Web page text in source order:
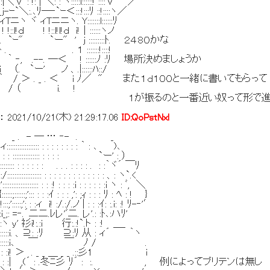
＼:.､ﾘ─‐`ｰ＜:::!:::ﾘ ::!::::ヽ／
ヾ ィTニニヽ. Y:::::::l::::::ﾘ
! !::l!l!ｄ i!｜::::::ヽノ
ー" ' j :::::::::ﾄ. ２４８０かな
. １ :::::::!::::!
.--. ─＜ ! ::::::ﾉ :ﾘ 場所決めましょうか
ー' ノ 、.|::::::ﾊ::/
i ﾉ／ " また１ｄ１００と一緒に書いてもらって
i. !
のと一番近い奴って形で進めて
：2021/10/21(木) 21:29:17.06 ID:QoPstNxl
… ‐- . _
: : : : : : : : ｀ : ､ )､
: : : : `ー' : ）
: : : : . . . : : : : . : :｀ヾ´ ￣ﾘ
: : : : : : : : : : : : : 、: ヽ`.<
: : :! : : : :i : : : : : :i ヽ : ﾞ, ＼
: : :ｲ : : : ,': ;ｨ : : : ﾘ : ﾍ : ! }
: :ィ i! :/.:/.ノ | : : :ｲ: :.i: :! ﾘ-‐'′
二二.ﾚレ'ﾞ二. レ'.: :ﾄ､:ハﾘ'
衫i!:.:i 行:.:!`.ト : :! ＿_
、⊇: :ﾘ ⊇:ﾘ 从 : ィ´ ｀ヽ
､ ￣ ￣ ﾉ / .
. _ _ ＿ _ _ .::彡1 i
: .冬ﾆ彡 ﾘ´ : :. , 例によってブリテンは無し